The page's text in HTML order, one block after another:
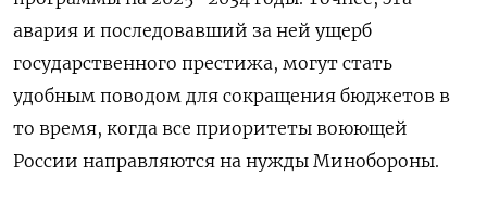
авария и последовавший за ней ущерб
государственного престижа, могут стать
удобным поводом для сокращения бюджетов в
то время, когда все приоритеты воюющей
России направляются на нужды Минобороны.